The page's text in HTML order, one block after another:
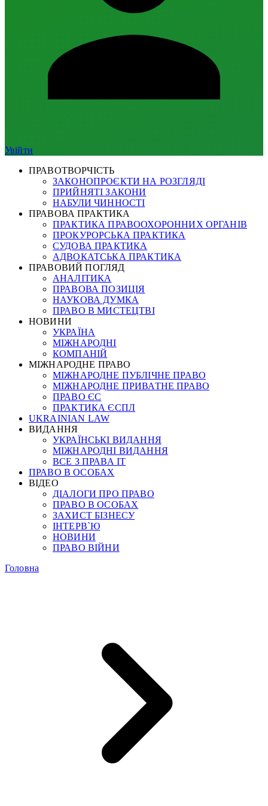
Увійти
ПРАВОТВОРЧІСТЬ
ЗАКОНОПРОЄКТИ НА РОЗГЛЯДІ
ПРИЙНЯТІ ЗАКОНИ
НАБУЛИ ЧИННОСТІ
ПРАВОВА ПРАКТИКА
ПРАКТИКА ПРАВООХОРОННИХ ОРГАНІВ
ПРОКУРОРСЬКА ПРАКТИКА
СУДОВА ПРАКТИКА
АДВОКАТСЬКА ПРАКТИКА
ПРАВОВИЙ ПОГЛЯД
АНАЛІТИКА
ПРАВОВА ПОЗИЦІЯ
НАУКОВА ДУМКА
ПРАВО В МИСТЕЦТВІ
НОВИНИ
УКРАЇНА
МІЖНАРОДНІ
КОМПАНІЙ
МІЖНАРОДНЕ ПРАВО
МІЖНАРОДНЕ ПУБЛІЧНЕ ПРАВО
МІЖНАРОДНЕ ПРИВАТНЕ ПРАВО
ПРАВО ЄС
ПРАКТИКА ЄСПЛ
UKRAINIAN LAW
ВИДАННЯ
УКРАЇНСЬКІ ВИДАННЯ
МІЖНАРОДНІ ВИДАННЯ
ВСЕ З ПРАВА ІТ
ПРАВО В ОСОБАХ
ВІДЕО
ДІАЛОГИ ПРО ПРАВО
ПРАВО В ОСОБАХ
ЗАХИСТ БІЗНЕСУ
ІНТЕРВ`Ю
НОВИНИ
ПРАВО ВІЙНИ
Головна